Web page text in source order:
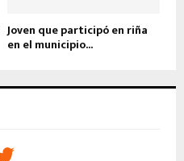
Joven que participó en riña
en el municipio...